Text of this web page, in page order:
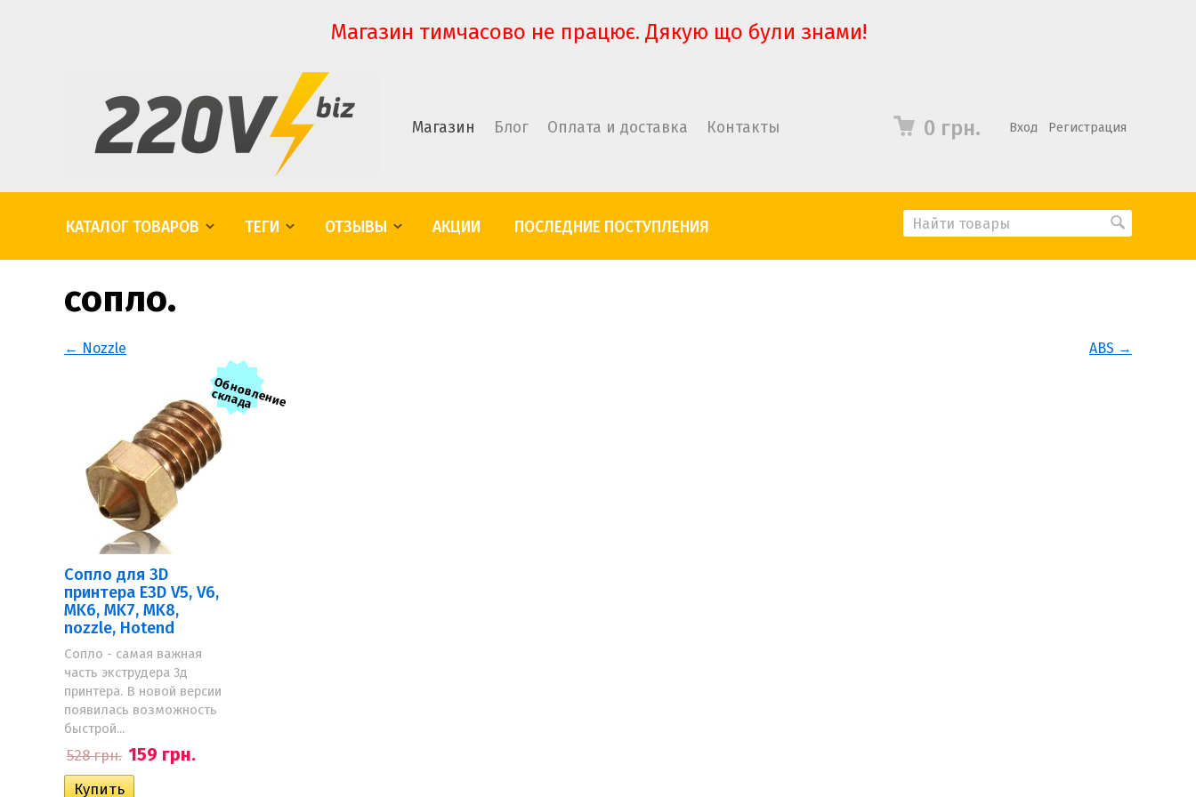
Магазин тимчасово не працює. Дякую що були знами!
Магазин Блог Оплата и доставка Контакты 0 грн. Вход Регистрация
КАТАЛОГ ТОВАРОВ ТЕГИ ОТЗЫВЫ АКЦИИ ПОСЛЕДНИЕ ПОСТУПЛЕНИЯ
сопло.
ABS →
← Nozzle
О
б
н
о
в
л
е
н
и
е
с
к
л
а
д
а
Сопло для 3D
принтера E3D V5, V6,
MK6, MK7, MK8,
nozzle, Hotend
Сопло - самая важная
часть экструдера 3д
принтера. В новой версии
появилась возможность
быстрой...
528 грн. 159 грн.